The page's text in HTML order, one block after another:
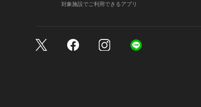
対象施設でご利用できるアプリ